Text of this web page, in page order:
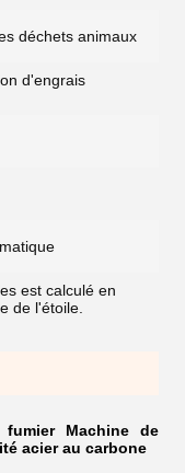
déchets animaux
d'engrais
est calculé en
de l'étoile.
Machine de
acier au carbone